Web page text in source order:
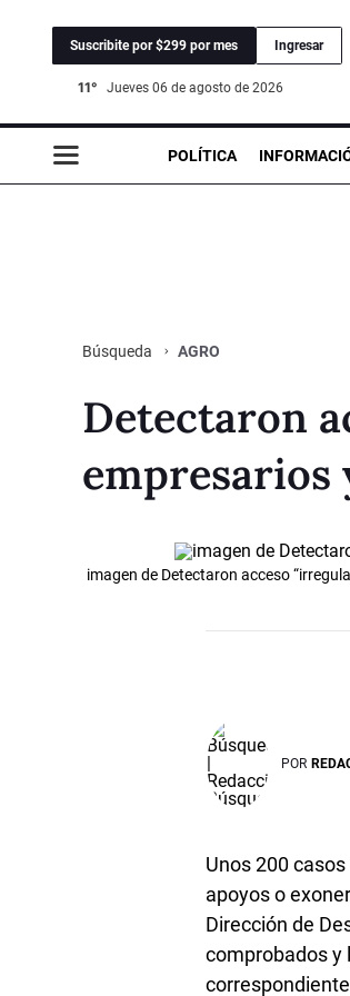
Suscribite por $299 por mes Ingresar
11° jueves 06 de agosto de 2026
POLÍTICA
Búsqueda AGRO
Detectaron
empresarios
imagen de Detectaron acceso
POR
Unos 200
apoyos o
Dirección de
comprobados y